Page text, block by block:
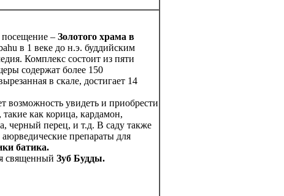
посещение – Золотого храма в
в 1 веке до н.э. буддийским
Комплекс состоит из пяти
содержат более 150
в скале, достигает 14
возможность увидеть и приобрести
как корица, кардамон,
черный перец, и т.д. В саду также
препараты для
батика.
священный Зуб Будды.